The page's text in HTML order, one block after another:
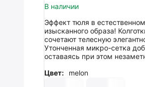
В наличии
Эффект тюля в
изысканного образа!
сочетают телесную
Утонченная микро-сетка
оставаясь при этом
Цвет:
melon